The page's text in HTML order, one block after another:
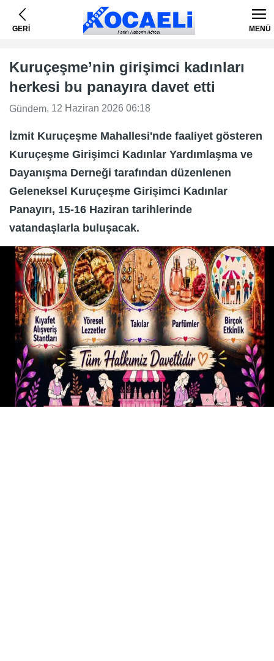
GERİ MENÜ
Kuruçeşme’nin girişimci kadınları
herkesi bu panayıra davet etti
Gündem, 12 Haziran 2026 06:18
İzmit Kuruçeşme Mahallesi'nde faaliyet gösteren
Kuruçeşme Girişimci Kadınlar Yardımlaşma ve
Dayanışma Derneği tarafından düzenlenen
Geleneksel Kuruçeşme Girişimci Kadınlar
Panayırı, 15-16 Haziran tarihlerinde
vatandaşlarla buluşacak.